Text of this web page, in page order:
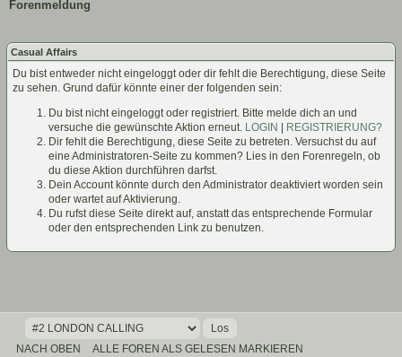
Forenmeldung
Casual Affairs
Du bist entweder nicht eingeloggt oder dir fehlt die Berechtigung, diese Seite
zu sehen. Grund dafür könnte einer der folgenden sein:
Du bist nicht eingeloggt oder registriert. Bitte melde dich an und
versuche die gewünschte Aktion erneut. LOGIN
REGISTRIERUNG?
Dir fehlt die Berechtigung, diese Seite zu betreten. Versuchst du auf
eine Administratoren-Seite zu kommen? Lies in den Forenregeln, ob
du diese Aktion durchführen darfst.
Dein Account könnte durch den Administrator deaktiviert worden sein
oder wartet auf Aktivierung.
Du rufst diese Seite direkt auf, anstatt das entsprechende Formular
oder den entsprechenden Link zu benutzen.
NACH OBEN ALLE FOREN ALS GELESEN MARKIEREN